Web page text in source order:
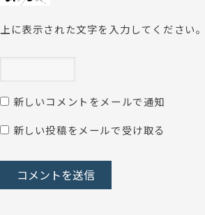
上に表示された文字を入力してください
新しいコメントをメールで通知
新しい投稿をメールで受け取る